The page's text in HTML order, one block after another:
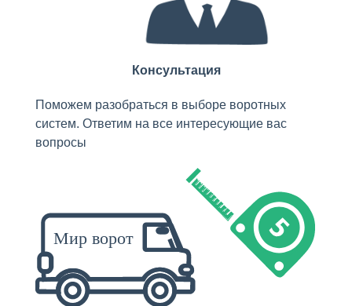
Консультация
Поможем разобраться в выборе воротных
систем. Ответим на все интересующие вас
вопросы